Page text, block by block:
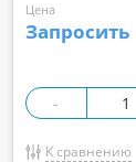
Цена
Запросить
-
К сравнению